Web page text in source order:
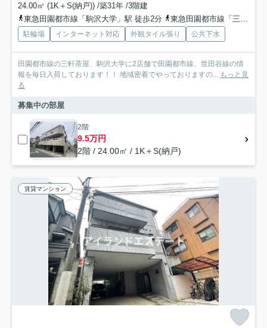
24.00㎡ (1K＋S(納戸)) /築31年 /3階建
東急田園都市線「駒沢大学」駅 徒歩2分
東急田園都市線「三軒茶屋」駅 徒歩18分
駐輪場 インターネット対応 外観タイル張り 公共下水
田園都市線の三軒茶屋、駒沢大学に2店舗で田園都市線、世田谷線の情
報を毎日入荷しております！！ 地域密着でやっておりますの... もっと見
る
募集中の部屋
2階
9.5万円
2階 / 24.00㎡ / 1K＋S(納戸)
賃貸マンション